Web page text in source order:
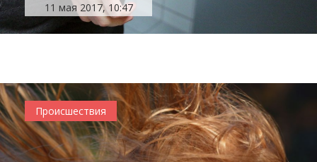
11 мая 2017, 10:47
Астраханца осудят за вербовку террористов
11 мая 2017, 09:09
Происшествия